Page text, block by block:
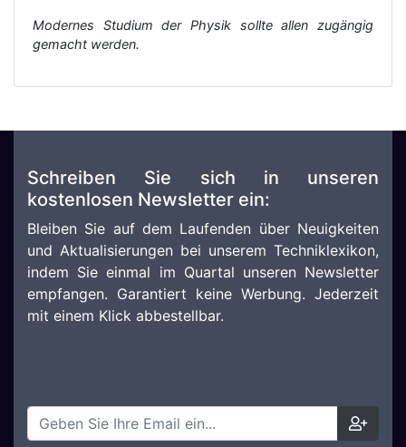
Modernes Studium der Physik sollte allen zugängig
gemacht werden.
Schreiben Sie sich in unseren
kostenlosen Newsletter ein:
Bleiben Sie auf dem Laufenden über Neuigkeiten
und Aktualisierungen bei unserem Techniklexikon,
indem Sie einmal im Quartal unseren Newsletter
empfangen. Garantiert keine Werbung. Jederzeit
mit einem Klick abbestellbar.